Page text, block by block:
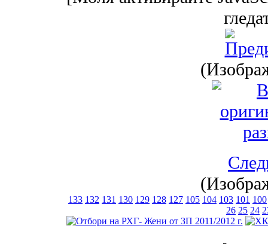
133 132 131 130 129 128 127 105 104 103 101 100
26 25 24